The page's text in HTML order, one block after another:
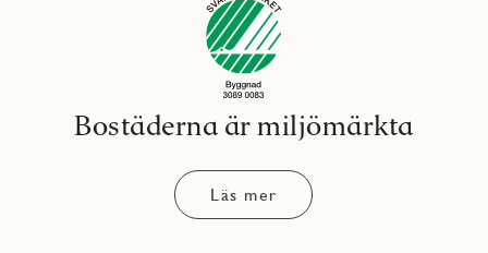
Bostäderna är miljömärkta
Läs mer